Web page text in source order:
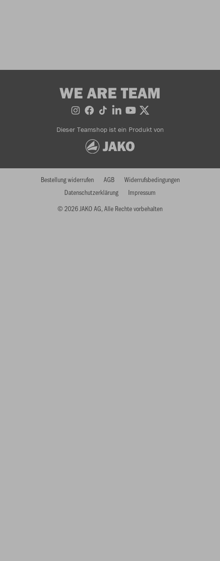
WE ARE TEAM
Dieser Teamshop ist ein Produkt von
© 2026 JAKO AG, Alle Rechte vorbehalten
Bestellung widerrufen AGB
Widerrufsbedingungen
Datenschutzerklärung
Impressum